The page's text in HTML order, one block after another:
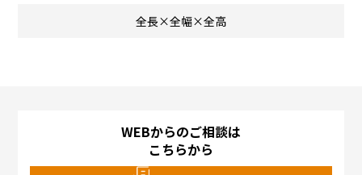
全長×全幅×全高
WEBからのご相談は
こちらから